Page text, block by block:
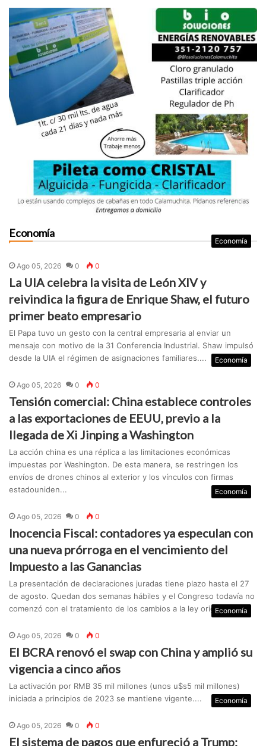
Economía
Economía
Ago 05, 2026 0 0
La UIA celebra la visita de León XIV y
reivindica la figura de Enrique Shaw, el futuro
primer beato empresario
El Papa tuvo un gesto con la central empresaria al enviar un
mensaje con motivo de la 31 Conferencia Industrial. Shaw impulsó
desde la UIA el régimen de asignaciones familiares....
Economía
Ago 05, 2026 0 0
Tensión comercial: China establece controles
a las exportaciones de EEUU, previo a la
llegada de Xi Jinping a Washington
La acción china es una réplica a las limitaciones económicas
impuestas por Washington. De esta manera, se restringen los
envíos de drones chinos al exterior y los vínculos con firmas
estadouniden...
Economía
Ago 05, 2026 0 0
Inocencia Fiscal: contadores ya especulan con
una nueva prórroga en el vencimiento del
Impuesto a las Ganancias
La presentación de declaraciones juradas tiene plazo hasta el 27
de agosto. Quedan dos semanas hábiles y el Congreso todavía no
comenzó con el tratamiento de los cambios a Ia ley original....
Economía
Ago 05, 2026 0 0
El BCRA renovó el swap con China y amplió su
vigencia a cinco años
La activación por RMB 35 mil millones (unos u$s5 mil millones)
iniciada a principios de 2023 se mantiene vigente....
Economía
Ago 05, 2026 0 0
El sistema de pagos que enfureció a Trump: